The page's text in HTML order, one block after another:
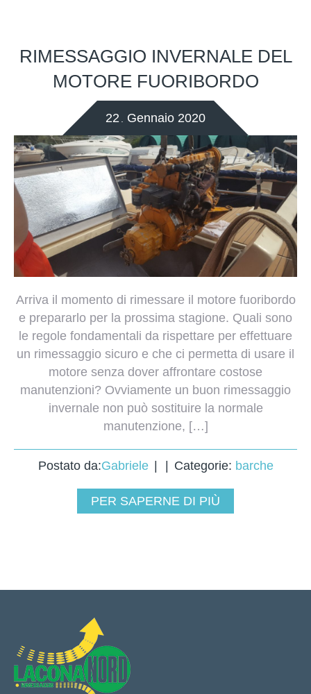
RIMESSAGGIO INVERNALE DEL
MOTORE FUORIBORDO
22 Gennaio 2020
Arriva il momento di rimessare il motore fuoribordo
e prepararlo per la prossima stagione. Quali sono
le regole fondamentali da rispettare per effettuare
un rimessaggio sicuro e che ci permetta di usare il
motore senza dover affrontare costose
manutenzioni? Ovviamente un buon rimessaggio
invernale non può sostituire la normale
manutenzione, […]
Postato da:Gabriele Categorie: barche
PER SAPERNE DI PIÙ